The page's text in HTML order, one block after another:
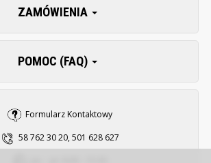
ZAMÓWIENIA
POMOC (FAQ)
Formularz Kontaktowy
58 762 30 20, 501 628 627